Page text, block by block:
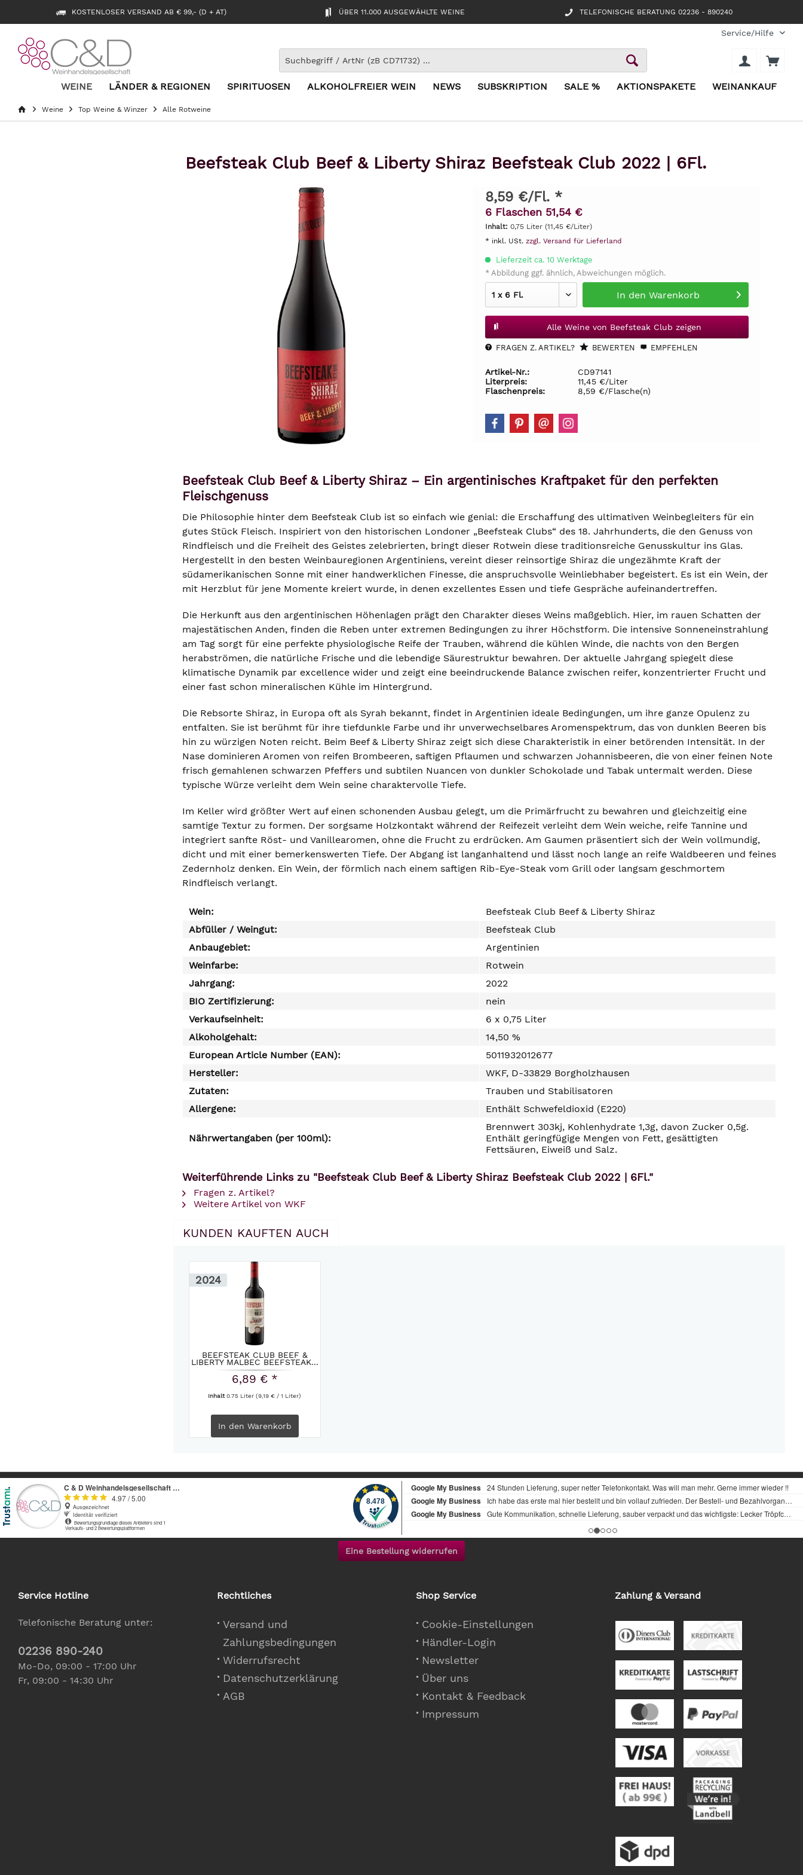
KOSTENLOSER VERSAND AB € 99,- (D + AT) ÜBER 11.000 AUSGEWÄHLTE WEINE TELEFONISCHE BERATUNG 02236 - 890240
Service/Hilfe
WEINE LÄNDER & REGIONEN SPIRITUOSEN ALKOHOLFREIER WEIN NEWS SUBSKRIPTION SALE % AKTIONSPAKETE WEINANKAUF
Weine Top Weine & Winzer Alle Rotweine
Beefsteak Club Beef & Liberty Shiraz Beefsteak Club 2022 | 6Fl.
8,59 €/Fl. *
6 Flaschen 51,54 €
Inhalt: 0,75 Liter (11,45 €/Liter)
* inkl. USt. zzgl. Versand für Lieferland
Lieferzeit ca. 10 Werktage
* Abbildung ggf. ähnlich, Abweichungen möglich.
In den Warenkorb
Alle Weine von Beefsteak Club zeigen
FRAGEN Z. ARTIKEL? BEWERTEN EMPFEHLEN
Artikel-Nr.:
CD97141
Literpreis:
11,45 €/Liter
Flaschenpreis:
8,59 €/Flasche(n)
Beefsteak Club Beef & Liberty Shiraz – Ein argentinisches Kraftpaket für den perfekten
Fleischgenuss
Die Philosophie hinter dem Beefsteak Club ist so einfach wie genial: die Erschaffung des ultimativen Weinbegleiters für ein
gutes Stück Fleisch. Inspiriert von den historischen Londoner „Beefsteak Clubs“ des 18. Jahrhunderts, die den Genuss von
Rindfleisch und die Freiheit des Geistes zelebrierten, bringt dieser Rotwein diese traditionsreiche Genusskultur ins Glas.
Hergestellt in den besten Weinbauregionen Argentiniens, vereint dieser reinsortige Shiraz die ungezähmte Kraft der
südamerikanischen Sonne mit einer handwerklichen Finesse, die anspruchsvolle Weinliebhaber begeistert. Es ist ein Wein, der
mit Herzblut für jene Momente kreiert wurde, in denen exzellentes Essen und tiefe Gespräche aufeinandertreffen.
Die Herkunft aus den argentinischen Höhenlagen prägt den Charakter dieses Weins maßgeblich. Hier, im rauen Schatten der
majestätischen Anden, finden die Reben unter extremen Bedingungen zu ihrer Höchstform. Die intensive Sonneneinstrahlung
am Tag sorgt für eine perfekte physiologische Reife der Trauben, während die kühlen Winde, die nachts von den Bergen
herabströmen, die natürliche Frische und die lebendige Säurestruktur bewahren. Der aktuelle Jahrgang spiegelt diese
klimatische Dynamik par excellence wider und zeigt eine beeindruckende Balance zwischen reifer, konzentrierter Frucht und
einer fast schon mineralischen Kühle im Hintergrund.
Die Rebsorte Shiraz, in Europa oft als Syrah bekannt, findet in Argentinien ideale Bedingungen, um ihre ganze Opulenz zu
entfalten. Sie ist berühmt für ihre tiefdunkle Farbe und ihr unverwechselbares Aromenspektrum, das von dunklen Beeren bis
hin zu würzigen Noten reicht. Beim Beef & Liberty Shiraz zeigt sich diese Charakteristik in einer betörenden Intensität. In der
Nase dominieren Aromen von reifen Brombeeren, saftigen Pflaumen und schwarzen Johannisbeeren, die von einer feinen Note
frisch gemahlenen schwarzen Pfeffers und subtilen Nuancen von dunkler Schokolade und Tabak untermalt werden. Diese
typische Würze verleiht dem Wein seine charaktervolle Tiefe.
Im Keller wird größter Wert auf einen schonenden Ausbau gelegt, um die Primärfrucht zu bewahren und gleichzeitig eine
samtige Textur zu formen. Der sorgsame Holzkontakt während der Reifezeit verleiht dem Wein weiche, reife Tannine und
integriert sanfte Röst- und Vanillearomen, ohne die Frucht zu erdrücken. Am Gaumen präsentiert sich der Wein vollmundig,
dicht und mit einer bemerkenswerten Tiefe. Der Abgang ist langanhaltend und lässt noch lange an reife Waldbeeren und feines
Zedernholz denken. Ein Wein, der förmlich nach einem saftigen Rib-Eye-Steak vom Grill oder langsam geschmortem
Rindfleisch verlangt.
Wein:
Beefsteak Club Beef & Liberty Shiraz
Abfüller / Weingut:
Beefsteak Club
Anbaugebiet:
Argentinien
Weinfarbe:
Rotwein
Jahrgang:
2022
BIO Zertifizierung:
nein
Verkaufseinheit:
6 x 0,75 Liter
Alkoholgehalt:
14,50 %
European Article Number (EAN):
5011932012677
Hersteller:
WKF, D-33829 Borgholzhausen
Zutaten:
Trauben und Stabilisatoren
Allergene:
Enthält Schwefeldioxid (E220)
Nährwertangaben (per 100ml):
Brennwert 303kj, Kohlenhydrate 1,3g, davon Zucker 0,5g.
Enthält geringfügige Mengen von Fett, gesättigten
Fettsäuren, Eiweiß und Salz.
Weiterführende Links zu "Beefsteak Club Beef & Liberty Shiraz Beefsteak Club 2022 | 6Fl."
Fragen z. Artikel?
Weitere Artikel von WKF
KUNDEN KAUFTEN AUCH
2024
BEEFSTEAK CLUB BEEF &
LIBERTY MALBEC BEEFSTEAK...
6,89 € *
Inhalt0.75 Liter(9,19 € / 1 Liter)
In den Warenkorb
Eine Bestellung widerrufen
Service Hotline
Telefonische Beratung unter:
02236 890-240
Mo-Do, 09:00 - 17:00 Uhr
Fr, 09:00 - 14:30 Uhr
Rechtliches
Versand und
Zahlungsbedingungen
Widerrufsrecht
Datenschutzerklärung
AGB
Shop Service
Cookie-Einstellungen
Händler-Login
Newsletter
Über uns
Kontakt & Feedback
Impressum
Zahlung & Versand